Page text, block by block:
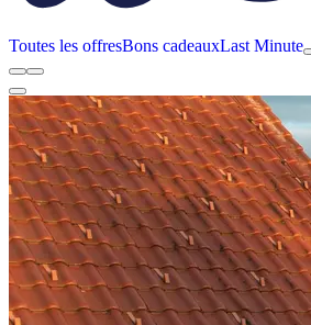
Toutes les offresBons cadeauxLast Minute